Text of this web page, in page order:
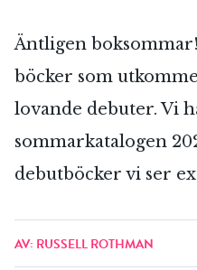
Äntligen
böcker som
lovande debuter. Vi
sommarkatalogen
debutböcker vi ser
AV: RUSSELL ROTHMAN